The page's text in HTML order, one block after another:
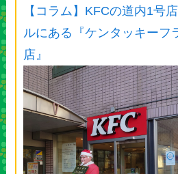
【コラム】KFCの道内1号
ルにある『ケンタッキーフ
店』